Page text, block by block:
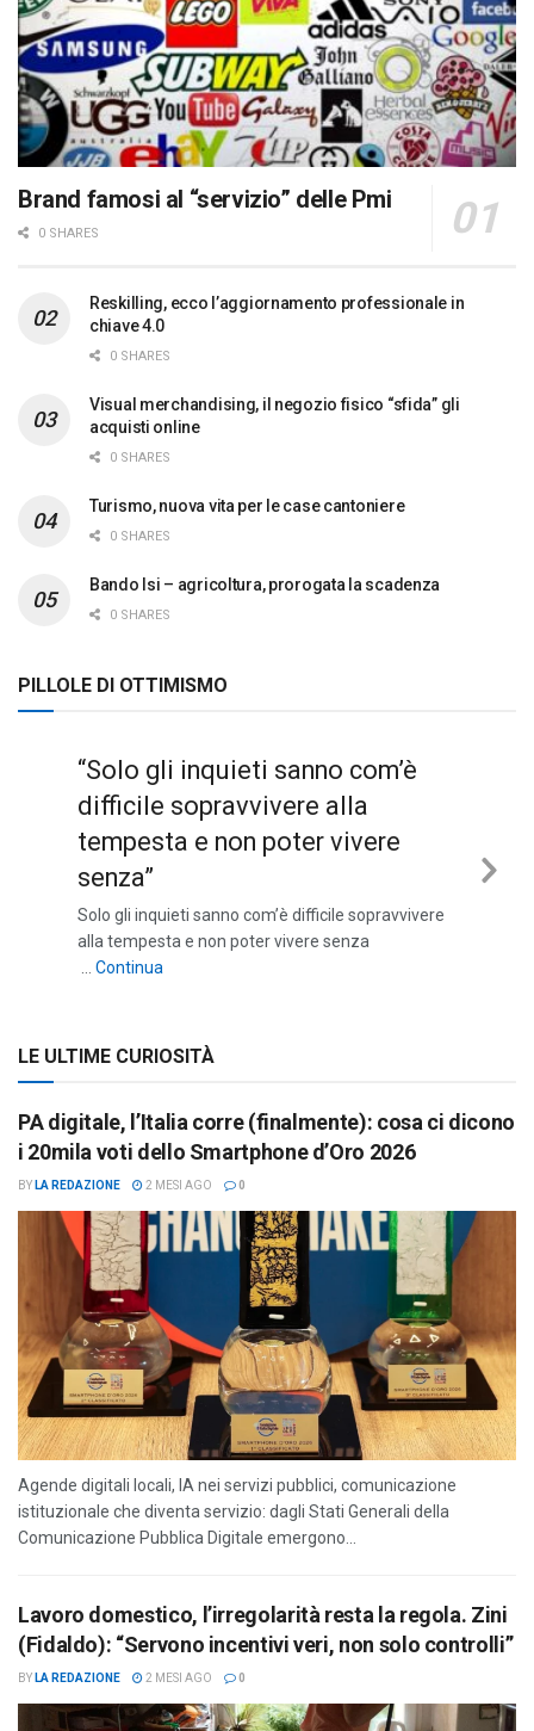
Brand famosi al “servizio” delle Pmi
0 SHARES
Reskilling, ecco l’aggiornamento professionale in
chiave 4.0
0 SHARES
Visual merchandising, il negozio fisico “sfida” gli
acquisti online
0 SHARES
Turismo, nuova vita per le case cantoniere
0 SHARES
Bando Isi – agricoltura, prorogata la scadenza
0 SHARES
PILLOLE DI OTTIMISMO
“Solo gli inquieti sanno com’è
difficile sopravvivere alla
tempesta e non poter vivere
senza”
Solo gli inquieti sanno com’è difficile sopravvivere
alla tempesta e non poter vivere senza
… Continua
LE ULTIME CURIOSITÀ
PA digitale, l’Italia corre (finalmente): cosa ci dicono
i 20mila voti dello Smartphone d’Oro 2026
BY LA REDAZIONE 2 MESI AGO 0
Agende digitali locali, IA nei servizi pubblici, comunicazione
istituzionale che diventa servizio: dagli Stati Generali della
Comunicazione Pubblica Digitale emergono...
Lavoro domestico, l’irregolarità resta la regola. Zini
(Fidaldo): “Servono incentivi veri, non solo controlli”
BY LA REDAZIONE 2 MESI AGO 0